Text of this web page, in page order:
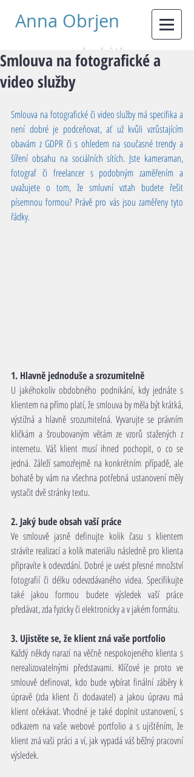
Anna Obrjen
advokátka
Smlouva na fotografické a
video služby
Smlouva na fotografické či video služby má specifika a
není dobré je podceňovat, ať už kvůli vzrůstajícím
obavám z GDPR či s ohledem na současné trendy a
šíření obsahu na sociálních sítích. Jste kameraman,
fotograf či freelancer s podobným zaměřením a
uvažujete o tom, že smluvní vztah budete řešit
písemnou formou? Právě pro vás jsou zaměřeny tyto
řádky.
1. Hlavně jednoduše a srozumitelně
U jakéhokoliv obdobného podnikání, kdy jednáte s
klientem na přímo platí, že smlouva by měla být krátká,
výstižná a hlavně srozumitelná. Vyvarujte se právním
kličkám a šroubovaným větám ze vzorů stažených z
internetu. Váš klient musí ihned pochopit, o co se
jedná. Záleží samozřejmě na konkrétním případě, ale
bohatě by vám na všechna potřebná ustanovení měly
vystačit dvě stránky textu.
2. Jaký bude obsah vaší práce
Ve smlouvě jasně definujte kolik času s klientem
strávíte realizací a kolik materiálu následně pro klienta
připravíte k odevzdání. Dobré je uvést přesné množství
fotografií či délku odevzdávaného videa. Specifikujte
také jakou formou budete výsledek vaší práce
předávat, zda fyzicky či elektronicky a v jakém formátu.
3. Ujistěte se, že klient zná vaše portfolio
Každý někdy narazí na věčně nespokojeného klienta s
nerealizovatelnými představami. Klíčové je proto ve
smlouvě definovat, kdo bude vybírat finální záběry k
úpravě (zda klient či dodavatel) a jakou úpravu má
klient očekávat. Vhodné je také doplnit ustanovení, s
odkazem na vaše webové portfolio a s ujištěním, že
klient zná vaši práci a ví, jak vypadá váš běžný pracovní
výsledek.